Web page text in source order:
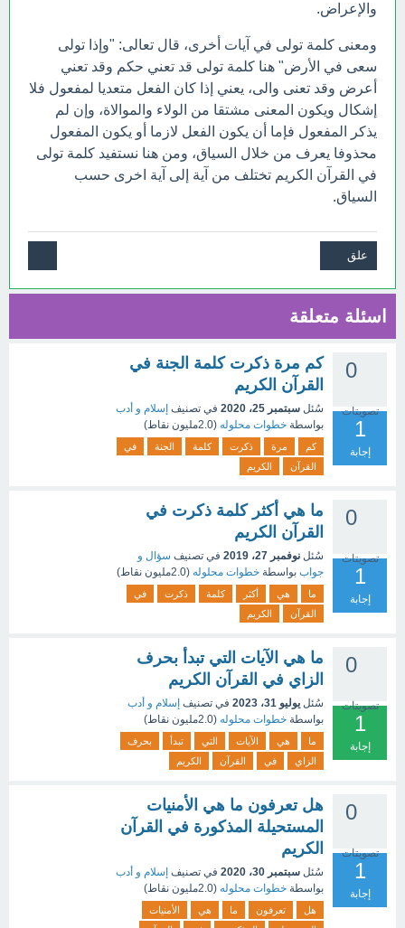
والإعراض.
ومعنى كلمة تولى في آيات أخرى، قال تعالى: "وإذا تولى
سعى في الأرض" هنا كلمة تولى قد تعني حكم وقد تعني
أعرض وقد تعنى والى، يعني إذا كان الفعل متعديا لمفعول فلا
إشكال ويكون المعنى مشتقا من الولاء والموالاة، وإن لم
يذكر المفعول فإما أن يكون الفعل لازما أو يكون المفعول
محذوفا يعرف من خلال السياق، ومن هنا نستفيد كلمة تولى
في القرآن الكريم تختلف من آية إلى آية اخرى حسب
السياق.
اسئلة متعلقة
0
تصويتات
1
إجابة
كم مرة ذكرت كلمة الجنة في
القرآن الكريم
سُئل سبتمبر 25، 2020 في تصنيف إسلام و أدب
بواسطة خطوات محلوله (2.0مليون نقاط)
كم مرة ذكرت كلمة الجنة
في
القرآن
الكريم
0
تصويتات
1
إجابة
ما هي أكثر كلمة ذكرت في
القرآن الكريم
سُئل نوفمبر 27، 2019 في تصنيف سؤال و
جواب بواسطة خطوات محلوله (2.0مليون نقاط)
ما هي أكثر كلمة ذكرت
في
القرآن
الكريم
0
تصويتات
1
إجابة
ما هي الآيات التي تبدأ بحرف
الزاي في القرآن الكريم
سُئل يوليو 31، 2023 في تصنيف إسلام و أدب
بواسطة خطوات محلوله (2.0مليون نقاط)
ما هي الآيات التي تبدأ
بحرف
الزاي
في القرآن الكريم
0
تصويتات
1
إجابة
هل تعرفون ما هي الأمنيات
المستحيلة المذكورة في القرآن
الكريم
سُئل سبتمبر 30، 2020 في تصنيف إسلام و أدب
بواسطة خطوات محلوله (2.0مليون نقاط)
هل تعرفون ما هي
الأمنيات